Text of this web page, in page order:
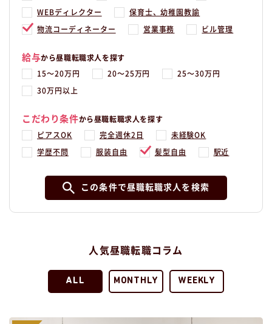
WEBディレクター 保育士、幼稚園教諭
物流コーディネーター 営業事務 ビル管理
給与から昼職転職求人を探す
15〜20万円 20〜25万円 25〜30万円
30万円以上
こだわり条件から昼職転職求人を探す
ピアスOK 完全週休2日 未経験OK
学歴不問 服装自由 髪型自由 駅近
この条件で昼職転職求人を検索
人気昼職転職コラム
ALL MONTHLY WEEKLY